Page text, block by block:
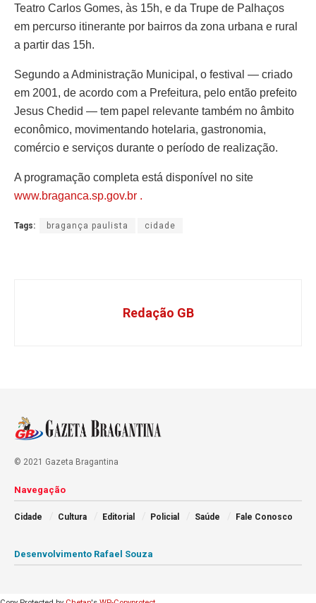
Teatro Carlos Gomes, às 15h, e da Trupe de Palhaços
em percurso itinerante por bairros da zona urbana e rural
a partir das 15h.
Segundo a Administração Municipal, o festival — criado
em 2001, de acordo com a Prefeitura, pelo então prefeito
Jesus Chedid — tem papel relevante também no âmbito
econômico, movimentando hotelaria, gastronomia,
comércio e serviços durante o período de realização.
A programação completa está disponível no site
www.braganca.sp.gov.br .
Tags: bragança paulista cidade
Redação GB
© 2021 Gazeta Bragantina
Navegação
Cidade Cultura Editorial Policial Saúde Fale Conosco
Desenvolvimento Rafael Souza